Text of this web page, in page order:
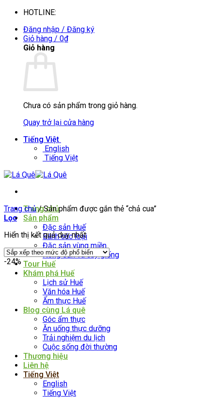
dung
HOTLINE:
Đăng nhập / Đăng ký
Giỏ hàng / 0₫
Giỏ hàng
Chưa có sản phẩm trong giỏ hàng.
Quay trở lại cửa hàng
Tiếng Việt
English
Tiếng Việt
Trang chủ
Sản phẩm
Đặc sản Huế
Bánh các loại
Đặc sản vùng miền
Nông sản và cây giống
Tour Huế
Khám phá Huế
Lịch sử Huế
Văn hóa Huế
Ẩm thực Huế
Blog cùng Lá quê
Góc ẩm thực
Ăn uống thực dưỡng
Trải nghiệm du lịch
Cuộc sống đời thường
Thương hiệu
Liên hệ
Tiếng Việt
English
Tiếng Việt
Trang chủ /Sản phẩm được gắn thẻ “chả cua”
Lọc
Hiển thị kết quả duy nhất
-24%